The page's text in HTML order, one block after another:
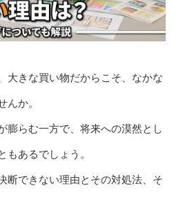
大きな買い物だからこそ、なかな
んか。
膨らむ一方で、将来への漠然とし
もあるでしょう。
断できない理由とその対処法、そ